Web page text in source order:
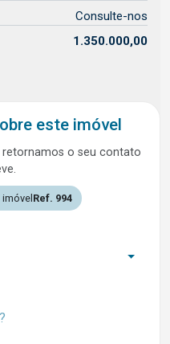
Consulte-nos
1.350.000,00
este imóvel
retornamos o seu contato
Ref. 994